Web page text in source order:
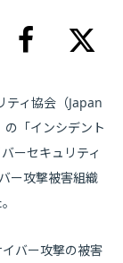
ティ協会（Japan
「インシデント
ーセキュリティ
ー攻撃被害組織
バー攻撃の被害